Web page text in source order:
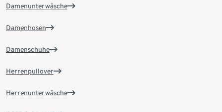
Damenunterwäsche
Damenhosen
Damenschuhe
Herrenpullover
Herrenunterwäsche